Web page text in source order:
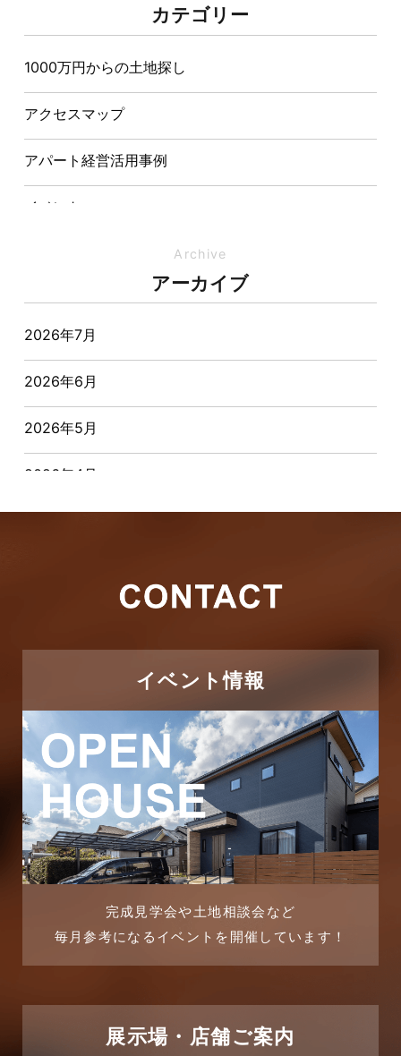
夏の熱中症対策は家づくりから。屋根・壁・基礎の構
造が快適さをつくる理由
【埼玉県経営品質知事賞】大野知事へ受賞のご報告と
表敬訪問を行いました
カテゴリー
1000万円からの土地探し
アクセスマップ
アパート経営活用事例
イベント
オーナー様からの質問
おすすめ物件
お客様インタビュー
お客様の声
つくばエクスプレス線
ピアラシティ店-ブログ
ブログ
マンション経営活用事例
よくある質問
リフォーム-ブログ
三郷中央駅店-ブログ
Archive
アーカイブ
2026年7月
2026年6月
2026年5月
2026年4月
2025年11月
2025年10月
2025年9月
2025年8月
2025年6月
イベント情報
完成見学会や土地相談会など
毎月参考になるイベントを開催しています！
展示場・店舗ご案内